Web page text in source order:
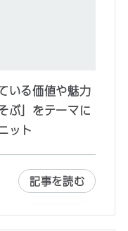
いる価値や魅力
ぶ」をテーマに
ット
記事を読む